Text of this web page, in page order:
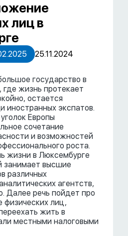
лиц в
25.11.2024
государство в
где жизнь протекает
остается
иностранных экспатов.
Европы
сочетание
и возможностей
роста.
жизни в Люксембурге
занимает высшие
различных
агентств,
Далее речь пойдет про
физических лиц,
жить в
местными налоговыми